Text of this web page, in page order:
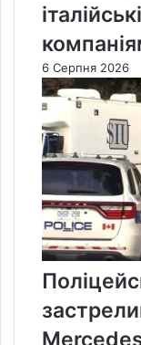
6 Серпня 2026